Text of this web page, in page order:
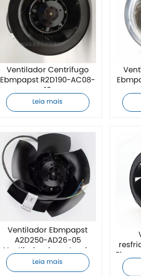
Ventilador Centrífugo
Ebmpapst R2D190-AC08-
10
Leia mais
Ventilador Ebmpapst
A2D250-AD26-05
Ventilador de motor de
eixo
Leia mais